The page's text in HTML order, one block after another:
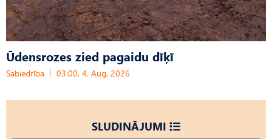
Ūdensrozes zied pagaidu dīķī
Sabiedrība 03:00, 4. Aug, 2026
SLUDINĀJUMI